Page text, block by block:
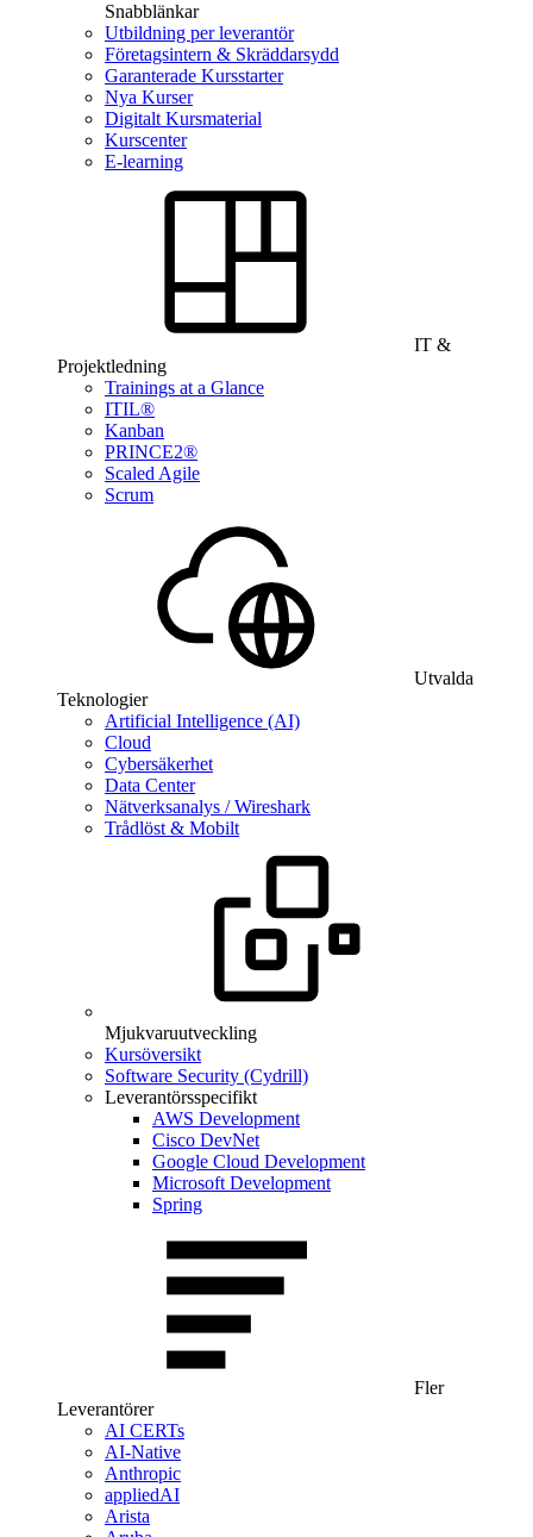
Snabblänkar
Utbildning per leverantör
Företagsintern & Skräddarsydd
Garanterade Kursstarter
Nya Kurser
Digitalt Kursmaterial
Kurscenter
E-learning
IT &
Projektledning
Trainings at a Glance
ITIL®
Kanban
PRINCE2®
Scaled Agile
Scrum
Utvalda
Teknologier
Artificial Intelligence (AI)
Cloud
Cybersäkerhet
Data Center
Nätverksanalys / Wireshark
Trådlöst & Mobilt
Mjukvaruutveckling
Kursöversikt
Software Security (Cydrill)
Leverantörsspecifikt
AWS Development
Cisco DevNet
Google Cloud Development
Microsoft Development
Spring
Fler
Leverantörer
AI CERTs
AI-Native
Anthropic
appliedAI
Arista